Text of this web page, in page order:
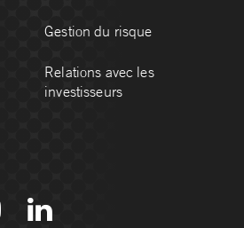
Gestion du risque
Relations avec les
investisseurs